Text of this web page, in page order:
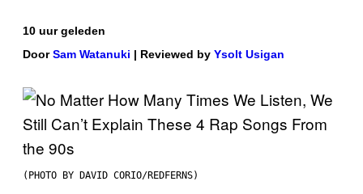
10 uur geleden
DoorSam Watanuki | Reviewed by Ysolt Usigan
(PHOTO BY DAVID CORIO/REDFERNS)